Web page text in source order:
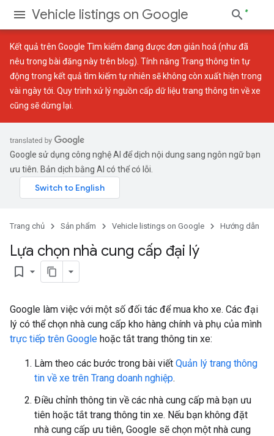
Vehicle listings on Google
Kết quả trên Google Tìm kiếm đang được đơn giản hoá (như đã
nêu trong bài đăng này trên blog). Tính năng Trang thông tin tự
động trong kết quả tìm kiếm tự nhiên sẽ không còn xuất hiện trong
vài ngày tới. Quy trình xử lý nguồn cấp dữ liệu trang thông tin về xe
cũng sẽ dừng lại.
Google sử dụng công nghệ AI để dịch nội dung sang ngôn ngữ bạn
ưu tiên. Bản dịch bằng AI có thể có lỗi.
Trang chủ Sản phẩm Vehicle listings on Google Hướng dẫn
Lựa chọn nhà cung cấp đại lý
bookmark_border
Google làm việc với một số đối tác để mua kho xe. Các đại
lý có thể chọn nhà cung cấp kho hàng chính và phụ của mình
trực tiếp trên Google hoặc tắt trang thông tin xe:
Làm theo các bước trong bài viết Quản lý trang thông
tin về xe trên Trang doanh nghiệp.
Điều chỉnh thông tin về các nhà cung cấp mà bạn ưu
tiên hoặc tắt trang thông tin xe. Nếu bạn không đặt
nhà cung cấp ưu tiên, Google sẽ chọn một nhà cung